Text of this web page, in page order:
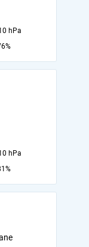
hPa
hPa